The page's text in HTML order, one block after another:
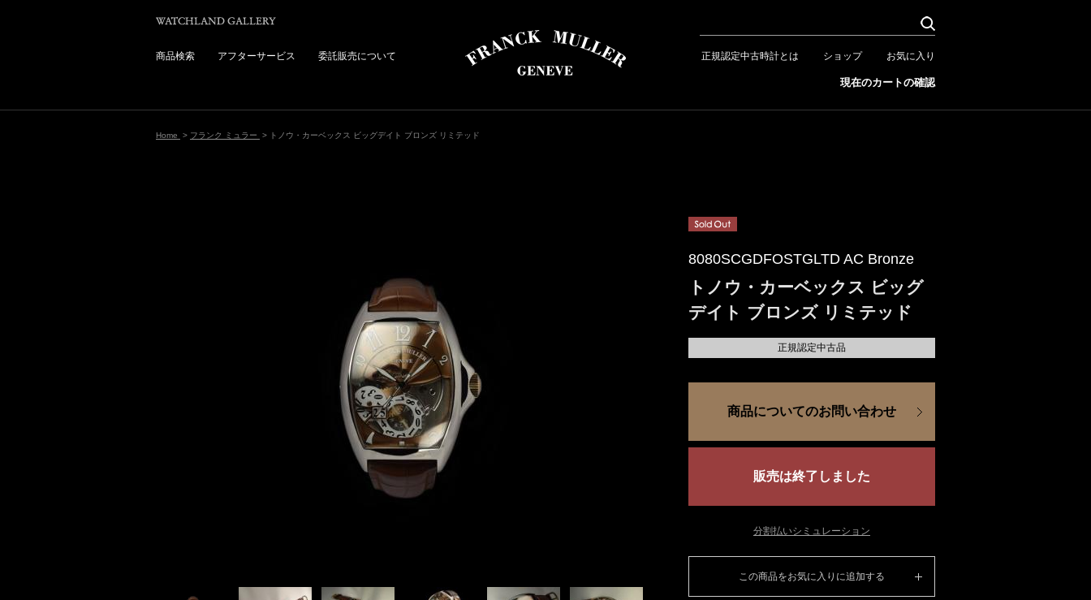
商品検索 アフターサービス 委託販売について 正規認定中古時計とは ショップ お気に入り
現在のカートの確認
Home > フランク ミュラー > トノウ・カーベックス ビッグデイト ブロンズ リミテッド
8080SCGDFOSTGLTD AC Bronze
トノウ・カーベックス ビッグ
デイト ブロンズ リミテッド
正規認定中古品
商品についてのお問い合わせ
販売は終了しました
分割払いシミュレーション
この商品をお気に入りに追加する